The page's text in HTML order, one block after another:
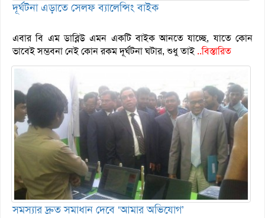
দূর্ঘটনা এড়াতে সেলফ ব্যালেন্সিং বাইক
এবার বি এম ডাব্লিউ এমন একটি বাইক আনতে যাচ্ছে, যাতে কোন
ভাবেই সম্ভবনা নেই কোন রকম দূর্ঘটনা ঘটার, শুধু তাই..বিস্তারিত
সমস্যার দ্রুত সমাধান দেবে ‘আমার অভিযোগ’